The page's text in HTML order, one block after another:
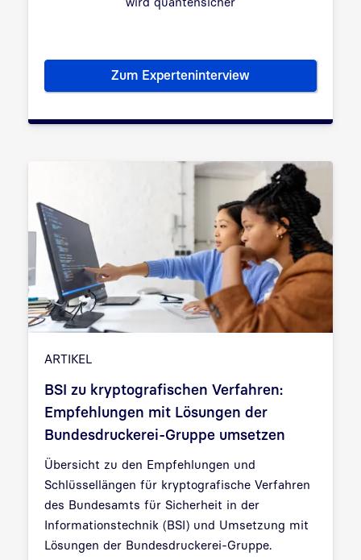
Zum ExperteninterviewExperteninterview mit Frank
ARTIKEL
BSI zu kryptografischen Verfahren:
Empfehlungen mit Lösungen der
Bundesdruckerei-Gruppe umsetzen
Übersicht zu den Empfehlungen und
Schlüssellängen für kryptografische Verfahren
des Bundesamts für Sicherheit in der
Informationstechnik (BSI) und Umsetzung mit
Lösungen der Bundesdruckerei-Gruppe.